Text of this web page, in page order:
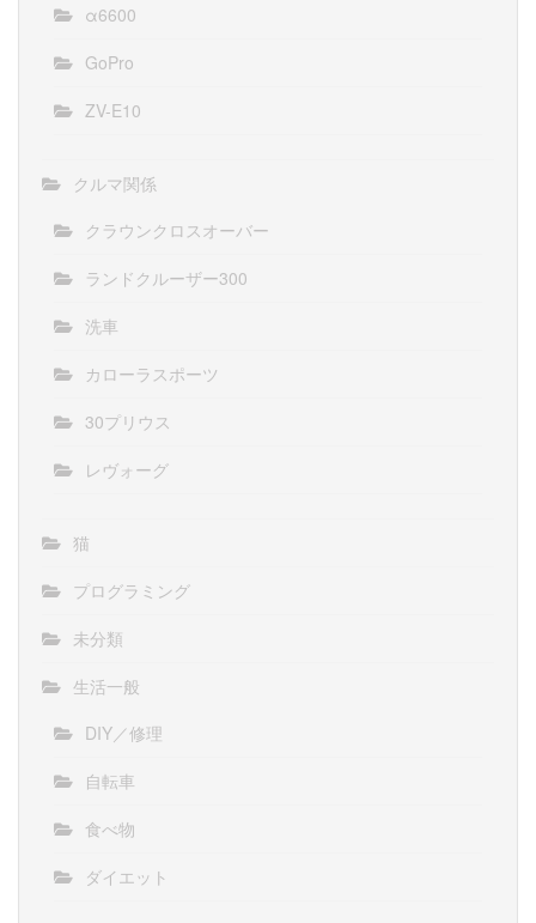
α6600
GoPro
ZV-E10
クルマ関係
クラウンクロスオーバー
ランドクルーザー300
洗車
カローラスポーツ
30プリウス
レヴォーグ
猫
プログラミング
未分類
生活一般
DIY／修理
自転車
食べ物
ダイエット